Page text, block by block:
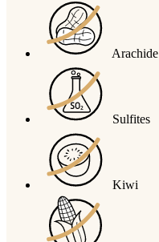
Arachide
Sulfites
Kiwi